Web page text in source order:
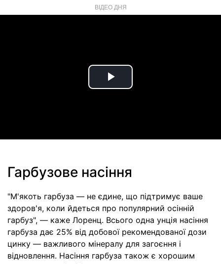
ВІДЕО ДНЯ
Play
Гарбузове насіння
"М'якоть гарбуза — не єдине, що підтримує ваше
здоров'я, коли йдеться про популярний осінній
гарбуз", — каже Лоренц. Всього одна унція насіння
гарбуза дає 25% від добової рекомендованої дози
цинку — важливого мінералу для загоєння і
відновлення. Насіння гарбуза також є хорошим